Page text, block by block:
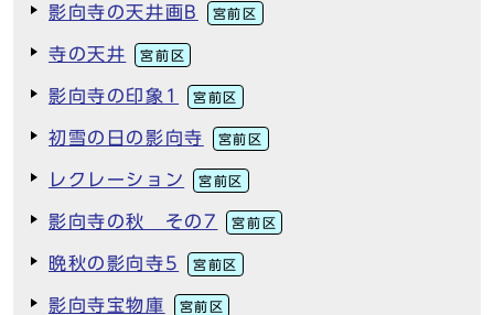
影向寺の天井画B 宮前区
寺の天井 宮前区
影向寺の印象1 宮前区
初雪の日の影向寺 宮前区
レクレーション 宮前区
影向寺の秋 その7 宮前区
晩秋の影向寺5 宮前区
影向寺宝物庫 宮前区